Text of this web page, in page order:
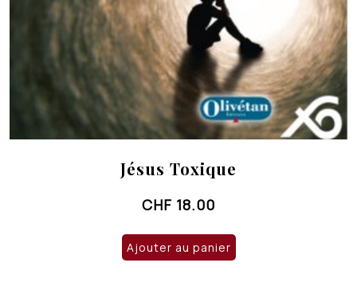
Jésus Toxique
CHF 18.00
Ajouter au panier